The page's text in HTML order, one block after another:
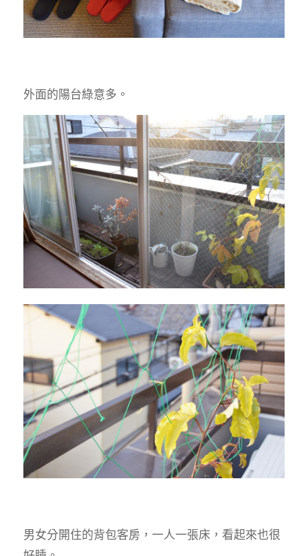
外面的陽台綠意多。
男女分開住的背包客房，一人一張床，看起來也很